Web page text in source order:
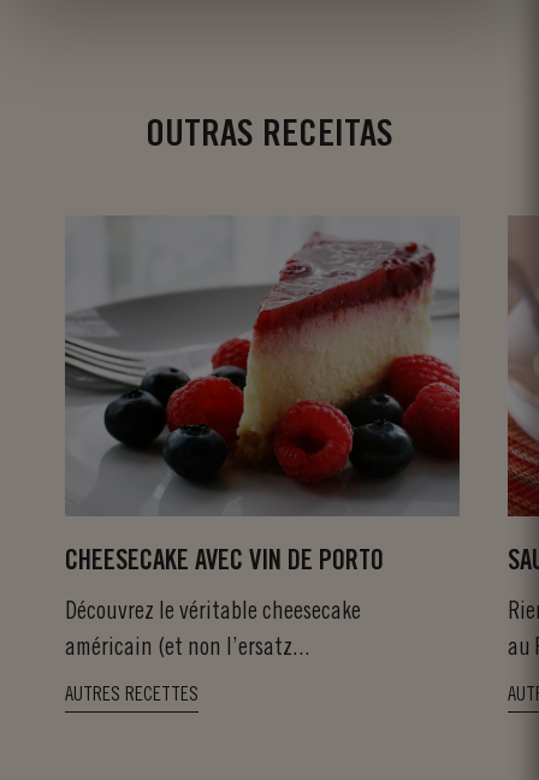
OUTRAS RECEITAS
CHEESECAKE AVEC VIN DE PORTO
Découvrez le véritable cheesecake
américain (et non l’ersatz...
AUTRES RECETTES
au